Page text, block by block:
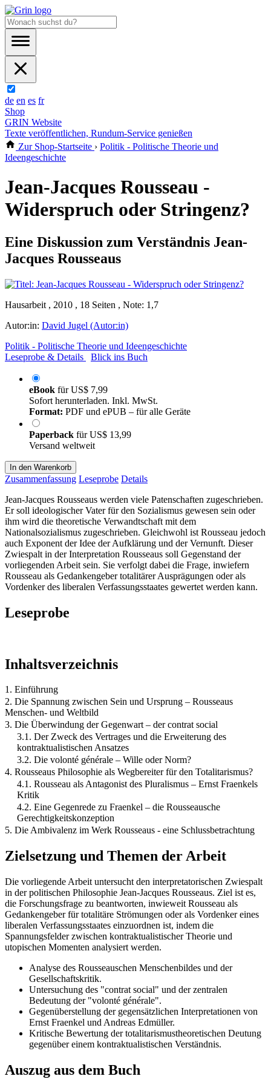
de en es fr
Shop
GRIN Website
Texte veröffentlichen, Rundum-Service genießen
Zur Shop-Startseite › Politik - Politische Theorie und
Ideengeschichte
Jean-Jacques Rousseau -
Widerspruch oder Stringenz?
Eine Diskussion zum Verständnis Jean-
Jacques Rousseaus
Hausarbeit , 2010 , 18 Seiten , Note: 1,7
Autor:in: David Jugel (Autor:in)
Politik - Politische Theorie und Ideengeschichte
Leseprobe & Details
Blick ins Buch
eBook fürUS$ 7,99
Sofort herunterladen. Inkl. MwSt.
Format: PDF und ePUB – für alle Geräte
Paperback fürUS$ 13,99
Versand weltweit
In den Warenkorb
Zusammenfassung Leseprobe Details
Jean-Jacques Rousseaus werden viele Patenschaften zugeschrieben.
Er soll ideologischer Vater für den Sozialismus gewesen sein oder
ihm wird die theoretische Verwandtschaft mit dem
Nationalsozialismus zugeschrieben. Gleichwohl ist Rousseau jedoch
auch Exponent der Idee der Aufklärung und der Vernunft. Dieser
Zwiespalt in der Interpretation Rousseaus soll Gegenstand der
vorliegenden Arbeit sein. Sie verfolgt dabei die Frage, inwiefern
Rousseau als Gedankengeber totalitärer Ausprägungen oder als
Vordenker des liberalen Verfassungsstaates gewertet werden kann.
Leseprobe
Inhaltsverzeichnis
1. Einführung
2. Die Spannung zwischen Sein und Ursprung – Rousseaus
Menschen‐ und Weltbild
3. Die Überwindung der Gegenwart – der contrat social
3.1. Der Zweck des Vertrages und die Erweiterung des
kontraktualistischen Ansatzes
3.2. Die volonté générale – Wille oder Norm?
4. Rousseaus Philosophie als Wegbereiter für den Totalitarismus?
4.1. Rousseau als Antagonist des Pluralismus – Ernst Fraenkels
Kritik
4.2. Eine Gegenrede zu Fraenkel – die Rousseausche
Gerechtigkeitskonzeption
5. Die Ambivalenz im Werk Rousseaus ‐ eine Schlussbetrachtung
Zielsetzung und Themen der Arbeit
Die vorliegende Arbeit untersucht den interpretatorischen Zwiespalt
in der politischen Philosophie Jean-Jacques Rousseaus. Ziel ist es,
die Forschungsfrage zu beantworten, inwieweit Rousseau als
Gedankengeber für totalitäre Strömungen oder als Vordenker eines
liberalen Verfassungsstaates einzuordnen ist, indem die
Spannungsfelder zwischen kontraktualistischer Theorie und
utopischen Momenten analysiert werden.
Analyse des Rousseauschen Menschenbildes und der
Gesellschaftskritik.
Untersuchung des "contrat social" und der zentralen
Bedeutung der "volonté générale".
Gegenüberstellung der gegensätzlichen Interpretationen von
Ernst Fraenkel und Andreas Edmüller.
Kritische Bewertung der totalitarismustheoretischen Deutung
gegenüber einem kontraktualistischen Verständnis.
Auszug aus dem Buch